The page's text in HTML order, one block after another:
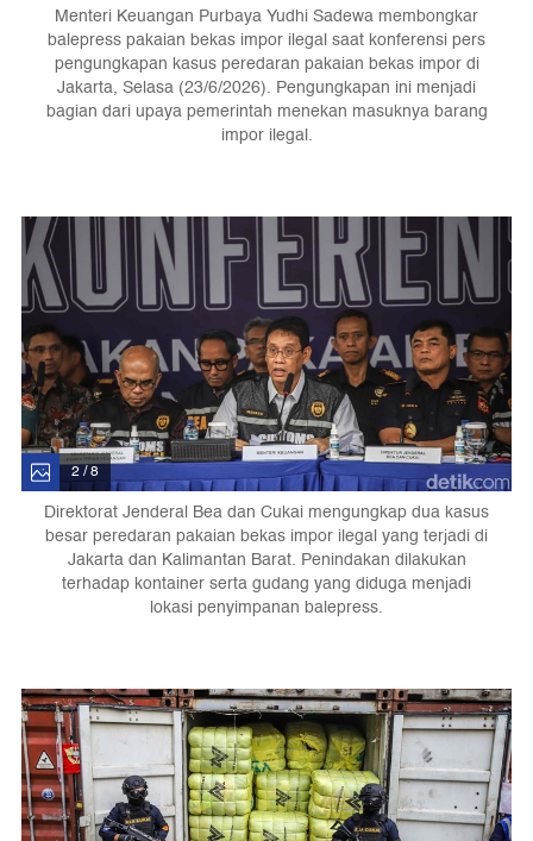
Menteri Keuangan Purbaya Yudhi Sadewa membongkar
balepress pakaian bekas impor ilegal saat konferensi pers
pengungkapan kasus peredaran pakaian bekas impor di
Jakarta, Selasa (23/6/2026). Pengungkapan ini menjadi
bagian dari upaya pemerintah menekan masuknya barang
impor ilegal.
2 / 8
Direktorat Jenderal Bea dan Cukai mengungkap dua kasus
besar peredaran pakaian bekas impor ilegal yang terjadi di
Jakarta dan Kalimantan Barat. Penindakan dilakukan
terhadap kontainer serta gudang yang diduga menjadi
lokasi penyimpanan balepress.